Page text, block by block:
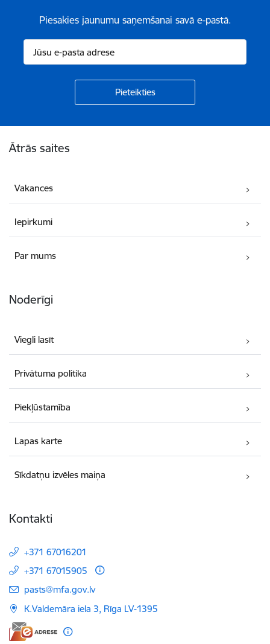
Piesakies jaunumu saņemšanai savā e-pastā.
Ātrās saites
Vakances
Iepirkumi
Par mums
Noderīgi
Viegli lasīt
Privātuma politika
Piekļūstamība
Lapas karte
Sīkdatņu izvēles maiņa
Kontakti
+371 67016201
+371 67015905
E-pasts:
pasts@mfa.gov.lv
K.Valdemāra iela 3, Rīga LV-1395